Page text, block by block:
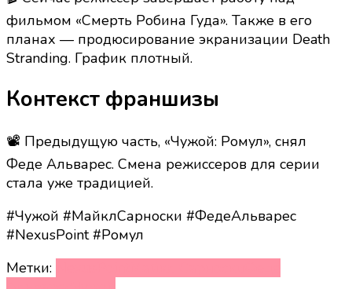
фильмом «Смерть Робина Гуда». Также в его
планах — продюсирование экранизации Death
Stranding. График плотный.
Контекст франшизы
📽 Предыдущую часть, «Чужой: Ромул», снял
Феде Альварес. Смена режиссеров для серии
стала уже традицией.
#Чужой #МайклСарноски #ФедеАльварес
#NexusPoint #Ромул
Метки: